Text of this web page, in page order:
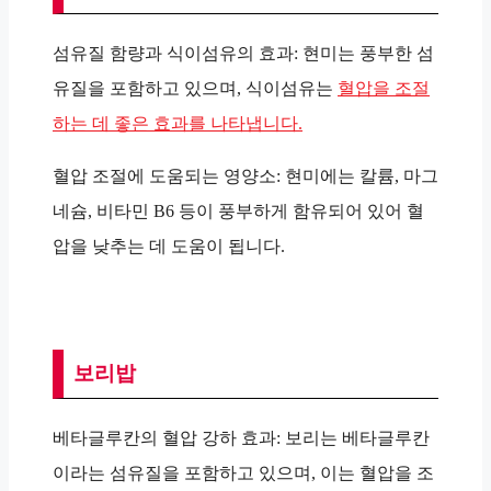
섬유질 함량과 식이섬유의 효과: 현미는 풍부한 섬
유질을 포함하고 있으며, 식이섬유는 혈압을 조절
하는 데 좋은 효과를 나타냅니다.
혈압 조절에 도움되는 영양소: 현미에는 칼륨, 마그
네슘, 비타민 B6 등이 풍부하게 함유되어 있어 혈
압을 낮추는 데 도움이 됩니다.
보리밥
베타글루칸의 혈압 강하 효과: 보리는 베타글루칸
이라는 섬유질을 포함하고 있으며, 이는 혈압을 조